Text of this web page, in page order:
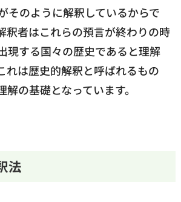
そのように解釈しているからで
釈者はこれらの預言が終わりの時
現する国々の歴史であると理解
れは歴史的解釈と呼ばれるもの
の基礎となっています。
法